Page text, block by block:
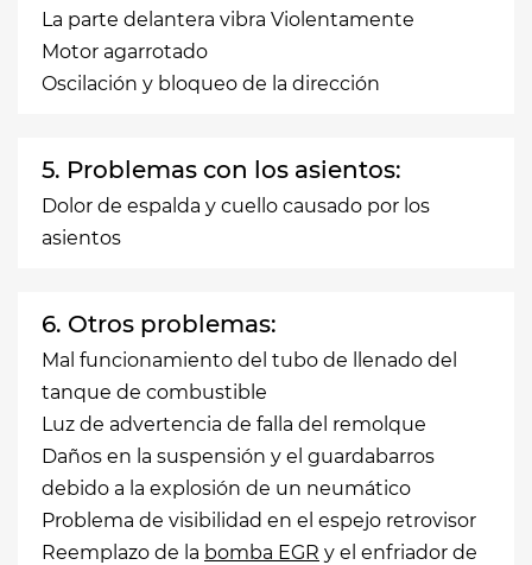
La parte delantera vibra Violentamente
Motor agarrotado
Oscilación y bloqueo de la dirección
5. Problemas con los asientos:
Dolor de espalda y cuello causado por los
asientos
6. Otros problemas:
Mal funcionamiento del tubo de llenado del
tanque de combustible
Luz de advertencia de falla del remolque
Daños en la suspensión y el guardabarros
debido a la explosión de un neumático
Problema de visibilidad en el espejo retrovisor
Reemplazo de la bomba EGR y el enfriador de